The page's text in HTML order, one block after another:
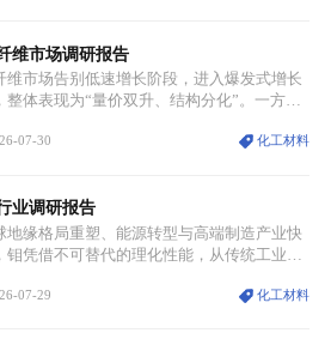
源核心战略矿产，全球产业形成“印尼掌控
能、中国主导消费与技术、工艺向低碳湿法
生镍加速补位”的全新格局。
维市场调研报告
维市场告别低速增长阶段，进入爆发式增长
整体表现为“量价双升、结构分化”。一方面
；另一方面产品、需求、应用场景呈现明显
张，高附加值领域与规模化工业应用形成两
长体系。
07-30 化工材料
业调研报告
地缘格局重塑、能源转型与高端制造产业快
钼凭借不可替代的理化性能，从传统工业金
构、价值体系重估的新阶段。钼是典型难熔
07-29 化工材料